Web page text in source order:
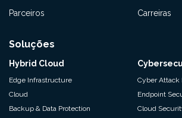
Parceiros
Carreiras
Soluções
Hybrid Cloud
Edge Infrastructure
Cloud
Backup & Data Protection
Cyber Attack
Endpoint
Cloud